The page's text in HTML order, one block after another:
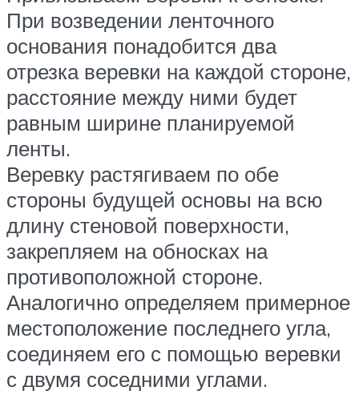
При возведении ленточного
основания понадобится два
отрезка веревки на каждой стороне,
расстояние между ними будет
равным ширине планируемой
ленты.
Веревку растягиваем по обе
стороны будущей основы на всю
длину стеновой поверхности,
закрепляем на обносках на
противоположной стороне.
Аналогично определяем примерное
местоположение последнего угла,
соединяем его с помощью веревки
с двумя соседними углами.